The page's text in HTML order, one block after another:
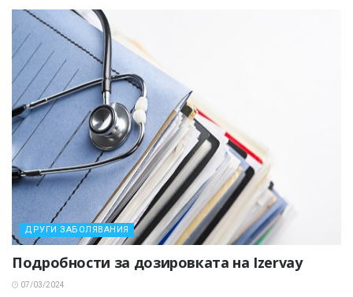
ДРУГИ ЗАБОЛЯВАНИЯ
Подробности за дозировката на Izervay
07/03/2024